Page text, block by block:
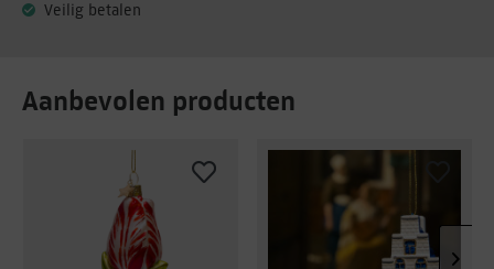
Veilig betalen
Aanbevolen producten